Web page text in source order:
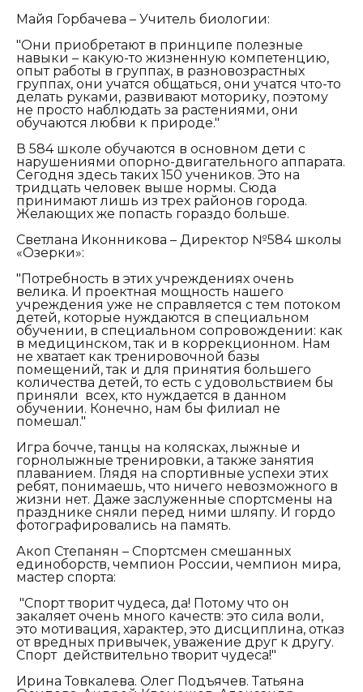
Майя Горбачева – Учитель биологии:
"Они приобретают в принципе полезные
навыки – какую-то жизненную компетенцию,
опыт работы в группах, в разновозрастных
группах, они учатся общаться, они учатся что-то
делать руками, развивают моторику, поэтому
не просто наблюдать за растениями, они
обучаются любви к природе."
В 584 школе обучаются в основном дети с
нарушениями опорно-двигательного аппарата.
Сегодня здесь таких 150 учеников. Это на
тридцать человек выше нормы. Сюда
принимают лишь из трех районов города.
Желающих же попасть гораздо больше.
Светлана Иконникова – Директор №584 школы
«Озерки»:
"Потребность в этих учреждениях очень
велика. И проектная мощность нашего
учреждения уже не справляется с тем потоком
детей, которые нуждаются в специальном
обучении, в специальном сопровождении: как
в медицинском, так и в коррекционном. Нам
не хватает как тренировочной базы
помещений, так и для принятия большего
количества детей, то есть с удовольствием бы
приняли всех, кто нуждается в данном
обучении. Конечно, нам бы филиал не
помешал."
Игра бочче, танцы на колясках, лыжные и
горнолыжные тренировки, а также занятия
плаванием. Глядя на спортивные успехи этих
ребят, понимаешь, что ничего невозможного в
жизни нет. Даже заслуженные спортсмены на
празднике сняли перед ними шляпу. И гордо
фотографировались на память.
Акоп Степанян – Спортсмен смешанных
единоборств, чемпион России, чемпион мира,
мастер спорта:
"Спорт творит чудеса, да! Потому что он
закаляет очень много качеств: это сила воли,
это мотивация, характер, это дисциплина, отказ
от вредных привычек, уважение друг к другу.
Спорт действительно творит чудеса!"
Ирина Товкалева. Олег Подъячев. Татьяна